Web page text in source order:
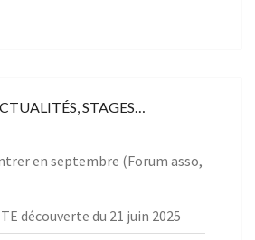
STAGES…
en septembre (Forum asso,
découverte du 21 juin 2025